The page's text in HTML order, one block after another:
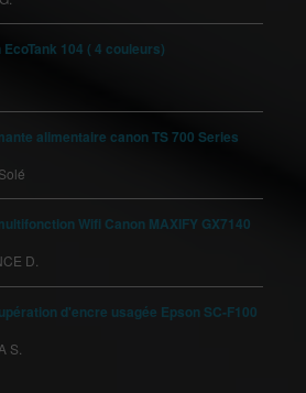
104 ( 4 couleurs)
alimentaire canon TS 700 Series
Wifi Canon MAXIFY GX7140
D.
d'encre usagée Epson SC-F100
S.